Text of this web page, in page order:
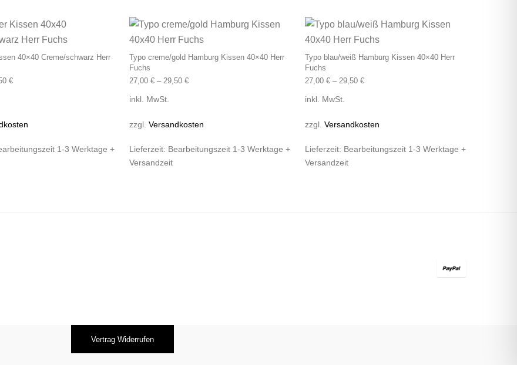
40×40 Creme/schwarz Herr
€
Dieses Produkt weist mehrere Varianten auf. Die Optionen können auf der Produktseite gewählt werden
1-3 Werktage +
Typo creme/gold Hamburg Kissen 40×40 Herr
Fuchs
27,00 € – 29,50 €
Dieses Produkt weist mehrere Varianten auf. Die Optionen
inkl. MwSt.
zzgl. Versandkosten
Lieferzeit: Bearbeitungszeit 1-3 Werktage +
Versandzeit
Typo blau/weiß Hamburg Kissen 40×40 Herr
Fuchs
27,00 € – 29,50 €
inkl. MwSt.
zzgl. Versandkosten
Lieferzeit: Bearbeitungszeit 1-3 Werktage +
Versandzeit
Vertrag Widerrufen